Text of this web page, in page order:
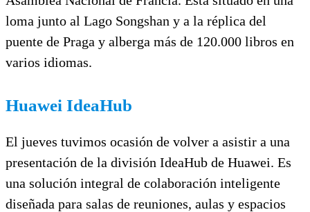
loma junto al Lago Songshan y a la réplica del
puente de Praga y alberga más de 120.000 libros en
varios idiomas.
Huawei IdeaHub
El jueves tuvimos ocasión de volver a asistir a una
presentación de la división IdeaHub de Huawei. Es
una solución integral de colaboración inteligente
diseñada para salas de reuniones, aulas y espacios